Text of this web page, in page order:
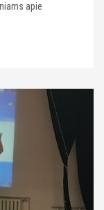
apie